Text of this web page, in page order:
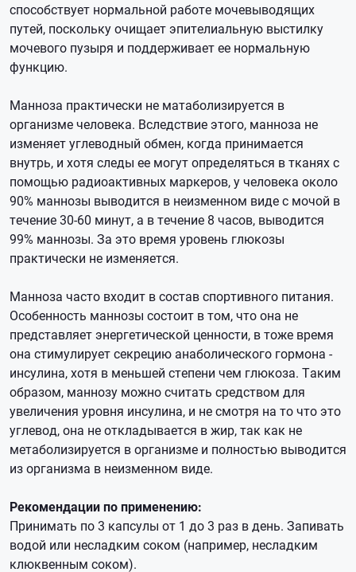
способствует нормальной работе мочевыводящих
путей, поскольку очищает эпителиальную выстилку
мочевого пузыря и поддерживает ее нормальную
функцию.
Манноза практически не матаболизируется в
организме человека. Вследствие этого, манноза не
изменяет углеводный обмен, когда принимается
внутрь, и хотя следы ее могут определяться в тканях с
помощью радиоактивных маркеров, у человека около
90% маннозы выводится в неизменном виде с мочой в
течение 30-60 минут, а в течение 8 часов, выводится
99% маннозы. За это время уровень глюкозы
практически не изменяется.
Манноза часто входит в состав спортивного питания.
Особенность маннозы состоит в том, что она не
представляет энергетической ценности, в тоже время
она стимулирует секрецию анаболического гормона -
инсулина, хотя в меньшей степени чем глюкоза. Таким
образом, маннозу можно считать средством для
увеличения уровня инсулина, и не смотря на то что это
углевод, она не откладывается в жир, так как не
метаболизируется в организме и полностью выводится
из организма в неизменном виде.
Рекомендации по применению:
Принимать по 3 капсулы от 1 до 3 раз в день. Запивать
водой или несладким соком (например, несладким
клюквенным соком).